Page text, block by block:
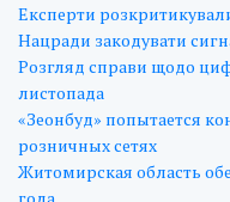
Експерти
Нацради закодувати
Розгляд справи щодо
листопада
«Зеонбуд» попытается
розничных сетях
Житомирская область